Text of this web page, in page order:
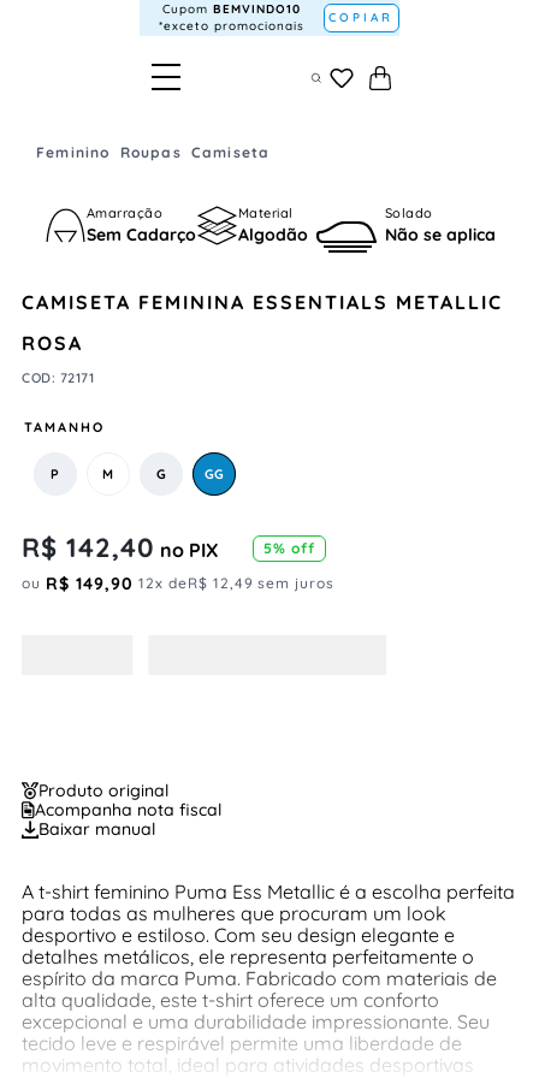
Cupom BEMVINDO10
*exceto promocionais
COPIAR
Feminino Roupas Camiseta
Amarração
Sem Cadarço
Material
Algodão
Solado
Não se aplica
CAMISETA FEMININA ESSENTIALS METALLIC
ROSA
COD: 72171
TAMANHO
P M G GG
R$ 142,40 no PIX 5% off
ou R$ 149,90 12x deR$ 12,49 sem juros
Produto original
Acompanha nota fiscal
Baixar manual
A t-shirt feminino Puma Ess Metallic é a escolha perfeita
para todas as mulheres que procuram um look
desportivo e estiloso. Com seu design elegante e
detalhes metálicos, ele representa perfeitamente o
espírito da marca Puma. Fabricado com materiais de
alta qualidade, este t-shirt oferece um conforto
excepcional e uma durabilidade impressionante. Seu
tecido leve e respirável permite uma liberdade de
movimento total, ideal para atividades desportivas